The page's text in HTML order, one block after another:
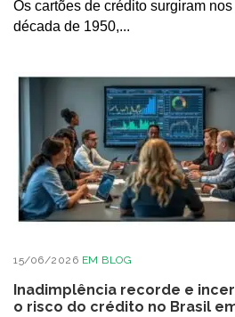
Os cartões de crédito surgiram
década de 1950,...
15/06/2026 EM BLOG
Inadimplência recorde e
o risco do crédito no Brasil